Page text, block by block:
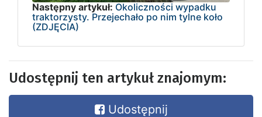
Następny artykuł: Okoliczności wypadku
traktorzysty. Przejechało po nim tylne koło
(ZDJĘCIA)
Udostępnij ten artykuł znajomym:
Udostępnij